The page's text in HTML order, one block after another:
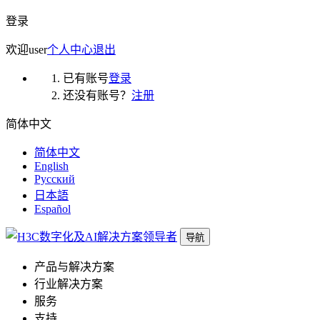
登录
欢迎user个人中心退出
已有账号登录
还没有账号？ 注册
简体中文
简体中文
English
Русский
日本語
Español
导航
产品与解决方案
行业解决方案
服务